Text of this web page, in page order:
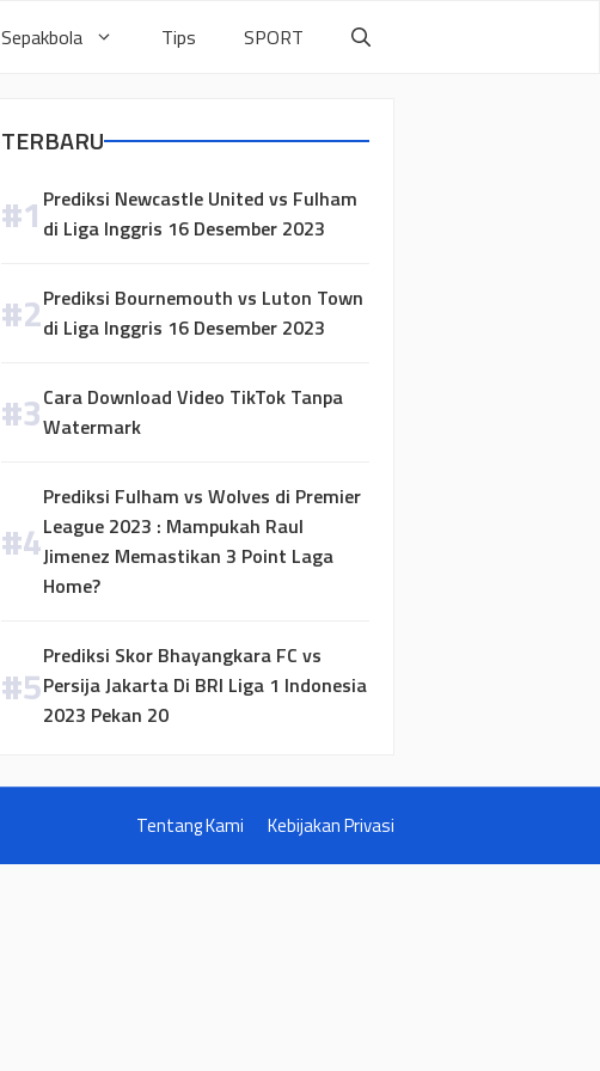
Sepakbola Tips SPORT
TERBARU
Prediksi Newcastle United vs Fulham
di Liga Inggris 16 Desember 2023
Prediksi Bournemouth vs Luton Town
di Liga Inggris 16 Desember 2023
Cara Download Video TikTok Tanpa
Watermark
Prediksi Fulham vs Wolves di Premier
League 2023 : Mampukah Raul
Jimenez Memastikan 3 Point Laga
Home?
Prediksi Skor Bhayangkara FC vs
Persija Jakarta Di BRI Liga 1 Indonesia
2023 Pekan 20
Tentang Kami Kebijakan Privasi